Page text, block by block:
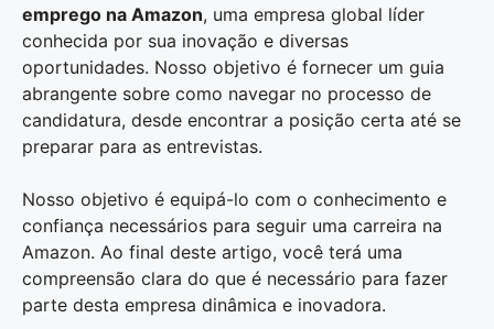
emprego na Amazon, uma empresa global líder
conhecida por sua inovação e diversas
oportunidades. Nosso objetivo é fornecer um guia
abrangente sobre como navegar no processo de
candidatura, desde encontrar a posição certa até se
preparar para as entrevistas.
Nosso objetivo é equipá-lo com o conhecimento e
confiança necessários para seguir uma carreira na
Amazon. Ao final deste artigo, você terá uma
compreensão clara do que é necessário para fazer
parte desta empresa dinâmica e inovadora.